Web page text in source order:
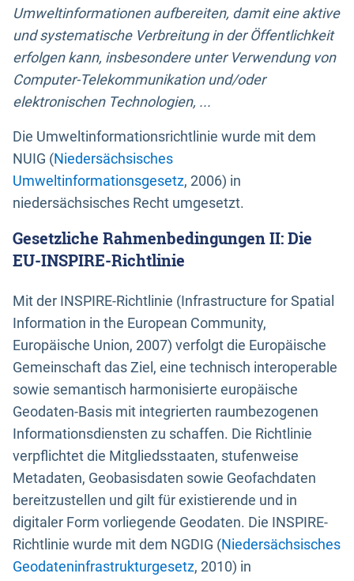
Umweltinformationen aufbereiten, damit eine aktive
und systematische Verbreitung in der Öffentlichkeit
erfolgen kann, insbesondere unter Verwendung von
Computer-Telekommunikation und/oder
elektronischen Technologien, ...
Die Umweltinformationsrichtlinie wurde mit dem
NUIG (Niedersächsisches
Umweltinformationsgesetz, 2006) in
niedersächsisches Recht umgesetzt.
Gesetzliche Rahmenbedingungen II: Die
EU-INSPIRE-Richtlinie
Mit der INSPIRE-Richtlinie (Infrastructure for Spatial
Information in the European Community,
Europäische Union, 2007) verfolgt die Europäische
Gemeinschaft das Ziel, eine technisch interoperable
sowie semantisch harmonisierte europäische
Geodaten-Basis mit integrierten raumbezogenen
Informationsdiensten zu schaffen. Die Richtlinie
verpflichtet die Mitgliedsstaaten, stufenweise
Metadaten, Geobasisdaten sowie Geofachdaten
bereitzustellen und gilt für existierende und in
digitaler Form vorliegende Geodaten. Die INSPIRE-
Richtlinie wurde mit dem NGDIG (Niedersächsisches
Geodateninfrastrukturgesetz, 2010) in